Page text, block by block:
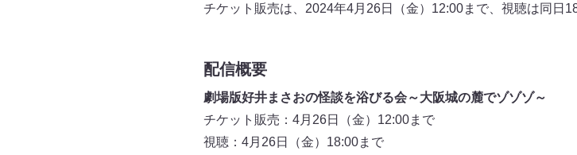
チケット販売は、2024年4月26日（金）12:00まで、視聴は同日
配信概要
劇場版好井まさおの怪談を浴びる会～大阪城の麓でゾゾゾ～
チケット販売：4月26日（金）12:00まで
視聴：4月26日（金）18:00まで